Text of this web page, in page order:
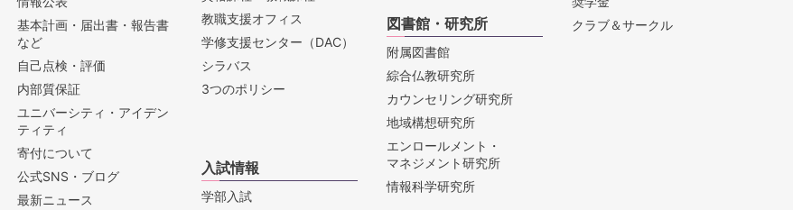
基本計画・届出書・報告書
など
自己点検・評価
内部質保証
ユニバーシティ・アイデン
ティティ
寄付について
公式SNS・ブログ
最新ニュース
教職支援オフィス
学修支援センター（DAC）
シラバス
3つのポリシー
クラブ＆サークル
入試情報
学部入試
図書館・研究所
附属図書館
綜合仏教研究所
カウンセリング研究所
地域構想研究所
エンロールメント・
マネジメント研究所
情報科学研究所